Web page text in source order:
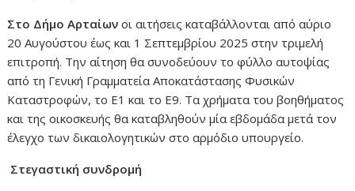
Στο Δήμο Αρταίων οι αιτήσεις καταβάλλονται από αύριο
20 Αυγούστου έως και 1 Σεπτεμβρίου 2025 στην τριμελή
επιτροπή. Την αίτηση θα συνοδεύουν το φύλλο αυτοψίας
από τη Γενική Γραμματεία Αποκατάστασης Φυσικών
Καταστροφών, το Ε1 και το Ε9. Τα χρήματα του βοηθήματος
και της οικοσκευής θα καταβληθούν μία εβδομάδα μετά τον
έλεγχο των δικαιολογητικών στο αρμόδιο υπουργείο.
Στεγαστική συνδρομή